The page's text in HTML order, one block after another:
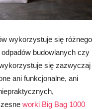
wykorzystuje się różnego
budowlanych czy
się zazwyczaj
ani funkcjonalne, ani
worki Big Bag 1000